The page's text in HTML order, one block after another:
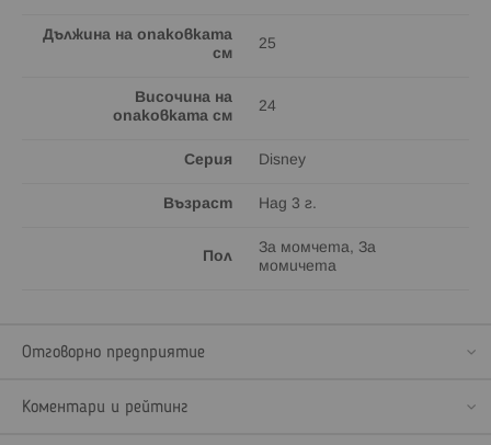
Дължина на опаковката
см
25
Височина на
опаковката см
24
Серия Disney
Възраст Над 3 г.
Пол
За момчета, За
момичета
Отговорно предприятие
Коментари и рейтинг